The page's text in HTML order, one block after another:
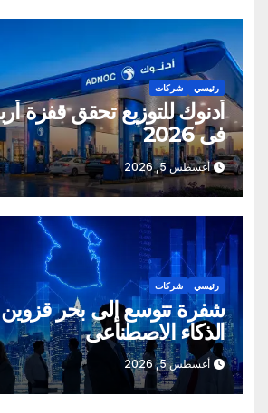
رئيسي شركات
أدنوك للتوزيع تحقق قفزة
في 2026
أغسطس 5, 2026
رئيسي شركات
شفرة تتوسع إلى بحر
الذكاء الاصطناعي
أغسطس 5, 2026